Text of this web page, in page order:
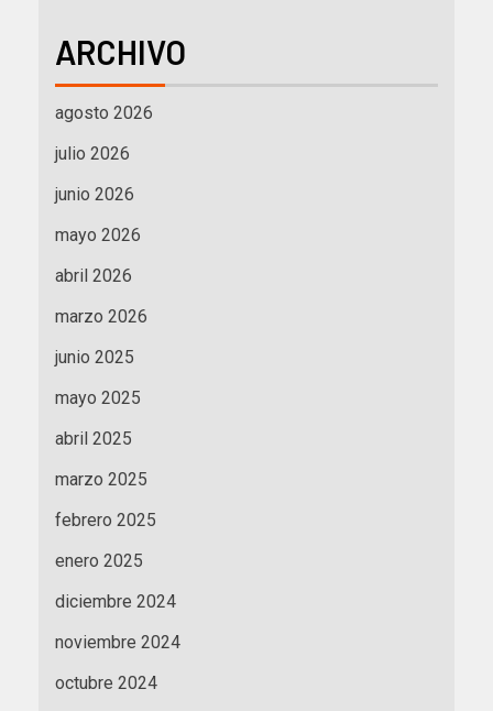
ARCHIVO
agosto 2026
julio 2026
junio 2026
mayo 2026
abril 2026
marzo 2026
junio 2025
mayo 2025
abril 2025
marzo 2025
febrero 2025
enero 2025
diciembre 2024
noviembre 2024
octubre 2024